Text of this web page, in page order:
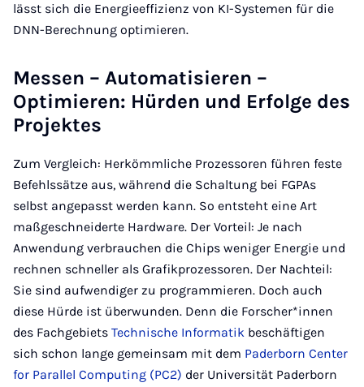
lässt sich die Energieeffizienz von KI-Systemen für die
DNN-Berechnung optimieren.
Messen – Automatisieren –
Optimieren: Hürden und Erfolge des
Projektes
Zum Vergleich: Herkömmliche Prozessoren führen feste
Befehlssätze aus, während die Schaltung bei FGPAs
selbst angepasst werden kann. So entsteht eine Art
maßgeschneiderte Hardware. Der Vorteil: Je nach
Anwendung verbrauchen die Chips weniger Energie und
rechnen schneller als Grafikprozessoren. Der Nachteil:
Sie sind aufwendiger zu programmieren. Doch auch
diese Hürde ist überwunden. Denn die Forscher*innen
des Fachgebiets Technische Informatik beschäftigen
sich schon lange gemeinsam mit dem Paderborn Center
for Parallel Computing (PC2) der Universität Paderborn